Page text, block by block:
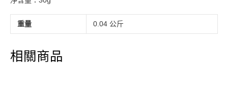
重量 0.04 公斤
相關商品